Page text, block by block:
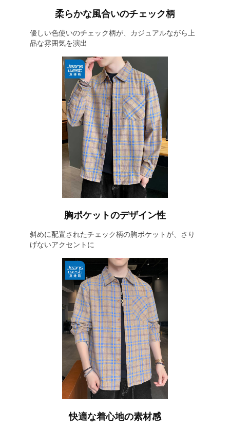
柔らかな風合いのチェック柄
優しい色使いのチェック柄が、カジュアルながら上
品な雰囲気を演出
胸ポケットのデザイン性
斜めに配置されたチェック柄の胸ポケットが、さり
げないアクセントに
快適な着心地の素材感